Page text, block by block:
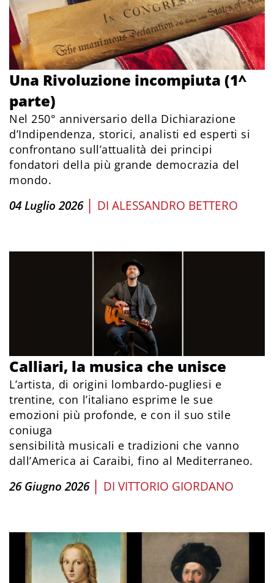
Una Rivoluzione incompiuta (1^
parte)
Nel 250° anniversario della Dichiarazione
d’Indipendenza, storici, analisti ed esperti si
confrontano sull’attualità dei principi
fondatori della più grande democrazia del
mondo.
04 Luglio 2026 | DI ALESSANDRO BETTERO
Calliari, la musica che unisce
L’artista, di origini lombardo-pugliesi e
trentine, con l’italiano esprime le sue
emozioni più profonde, e con il suo stile
coniuga
sensibilità musicali e tradizioni che vanno
dall’America ai Caraibi, fino al Mediterraneo.
26 Giugno 2026 | DI VITTORIO GIORDANO